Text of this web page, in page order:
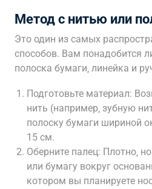
Метод с нитью или
Это один из самых
способов. Вам понадобится
полоска бумаги‚ линейка и
Подготовьте материал:
нить (например‚ зубную
полоску бумаги шириной
15 см.
Оберните палец: Плотно‚
или бумагу вокруг
котором вы планируете